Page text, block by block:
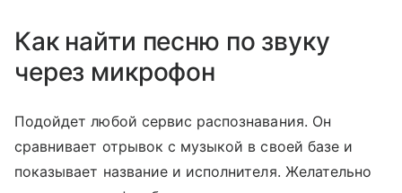
Как найти песню по звуку
через микрофон
Подойдет любой сервис распознавания. Он
сравнивает отрывок с музыкой в своей базе и
показывает название и исполнителя. Желательно